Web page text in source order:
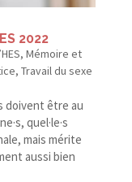
2022
, Mémoire et
, Travail du sexe
doivent être au
quel·le·s
mais mérite
aussi bien